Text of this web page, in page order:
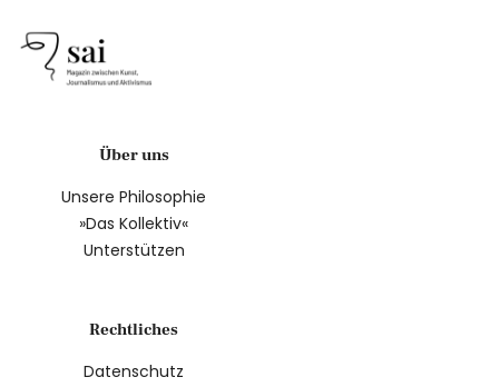
Über uns
Unsere Philosophie
»Das Kollektiv«
Unterstützen
Rechtliches
Datenschutz